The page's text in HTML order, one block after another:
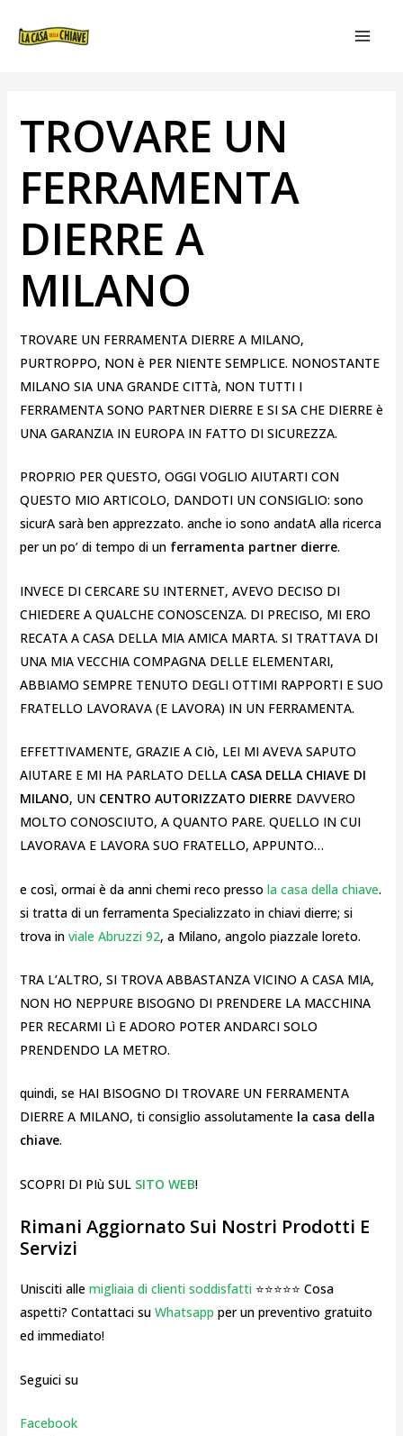
TROVARE UN
FERRAMENTA
DIERRE A
MILANO
TROVARE UN FERRAMENTA DIERRE A MILANO,
PURTROPPO, NON è PER NIENTE SEMPLICE. NONOSTANTE
MILANO SIA UNA GRANDE CITTà, NON TUTTI I
FERRAMENTA SONO PARTNER DIERRE E SI SA CHE DIERRE è
UNA GARANZIA IN EUROPA IN FATTO DI SICUREZZA.
PROPRIO PER QUESTO, OGGI VOGLIO AIUTARTI CON
QUESTO MIO ARTICOLO, DANDOTI UN CONSIGLIO: sono
sicurA sarà ben apprezzato. anche io sono andatA alla ricerca
per un po’ di tempo di un ferramenta partner dierre.
INVECE DI CERCARE SU INTERNET, AVEVO DECISO DI
CHIEDERE A QUALCHE CONOSCENZA. DI PRECISO, MI ERO
RECATA A CASA DELLA MIA AMICA MARTA. SI TRATTAVA DI
UNA MIA VECCHIA COMPAGNA DELLE ELEMENTARI,
ABBIAMO SEMPRE TENUTO DEGLI OTTIMI RAPPORTI E SUO
FRATELLO LAVORAVA (E LAVORA) IN UN FERRAMENTA.
EFFETTIVAMENTE, GRAZIE A CIò, LEI MI AVEVA SAPUTO
AIUTARE E MI HA PARLATO DELLACASA DELLA CHIAVE DI
MILANO, UN CENTRO AUTORIZZATO DIERRE DAVVERO
MOLTO CONOSCIUTO, A QUANTO PARE. QUELLO IN CUI
LAVORAVA E LAVORA SUO FRATELLO, APPUNTO…
e così, ormai è da anni chemi reco presso la casa della chiave.
si tratta di un ferramenta Specializzato in chiavi dierre; si
trova in viale Abruzzi 92, a Milano, angolo piazzale loreto.
TRA L’ALTRO, SI TROVA ABBASTANZA VICINO A CASA MIA,
NON HO NEPPURE BISOGNO DI PRENDERE LA MACCHINA
PER RECARMI Lì E ADORO POTER ANDARCI SOLO
PRENDENDO LA METRO.
quindi, se HAI BISOGNO DI TROVARE UN FERRAMENTA
DIERRE A MILANO, ti consiglio assolutamentela casa della
chiave.
SCOPRI DI PIù SUL SITO WEB!
Rimani Aggiornato Sui Nostri Prodotti E
Servizi
Unisciti alle migliaia di clienti soddisfatti⭐⭐⭐⭐⭐ Cosa
aspetti? Contattaci su Whatsapp per un preventivo gratuito
ed immediato!
Seguici su
Facebook
ARTICOLI